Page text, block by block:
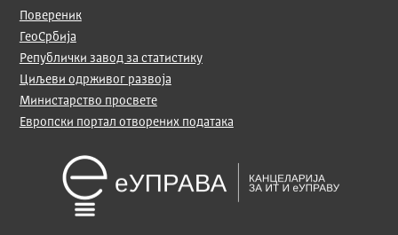
Повереник
ГеоСрбија
Републички завод за статистику
Циљеви одрживог развоја
Министарство просвете
Европски портал отворених података